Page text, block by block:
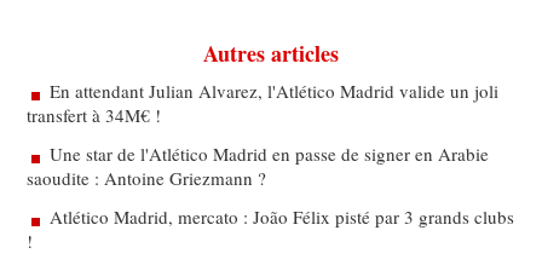
Autres articles
En attendant Julian Alvarez, l'Atlético Madrid valide un joli
transfert à 34M€ !
Une star de l'Atlético Madrid en passe de signer en Arabie
saoudite : Antoine Griezmann ?
Atlético Madrid, mercato : João Félix pisté par 3 grands clubs
!